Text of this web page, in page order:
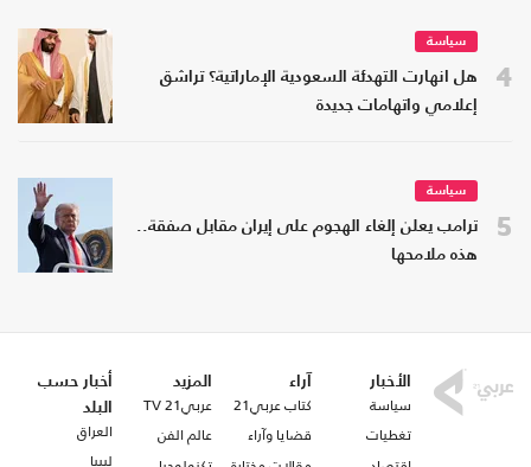
4
سياسة
هل انهارت التهدئة السعودية الإماراتية؟ تراشق
إعلامي واتهامات جديدة
5
سياسة
ترامب يعلن إلغاء الهجوم على إيران مقابل صفقة..
هذه ملامحها
الأخبار
سياسة
تغطيات
آراء
كتاب عربي21
قضايا وآراء
المزيد
عربي21 TV
عالم الفن
أخبار حسب
البلد
العراق
ليبيا